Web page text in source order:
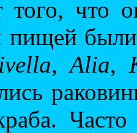
того, что
пищей
,Alia,
Часто